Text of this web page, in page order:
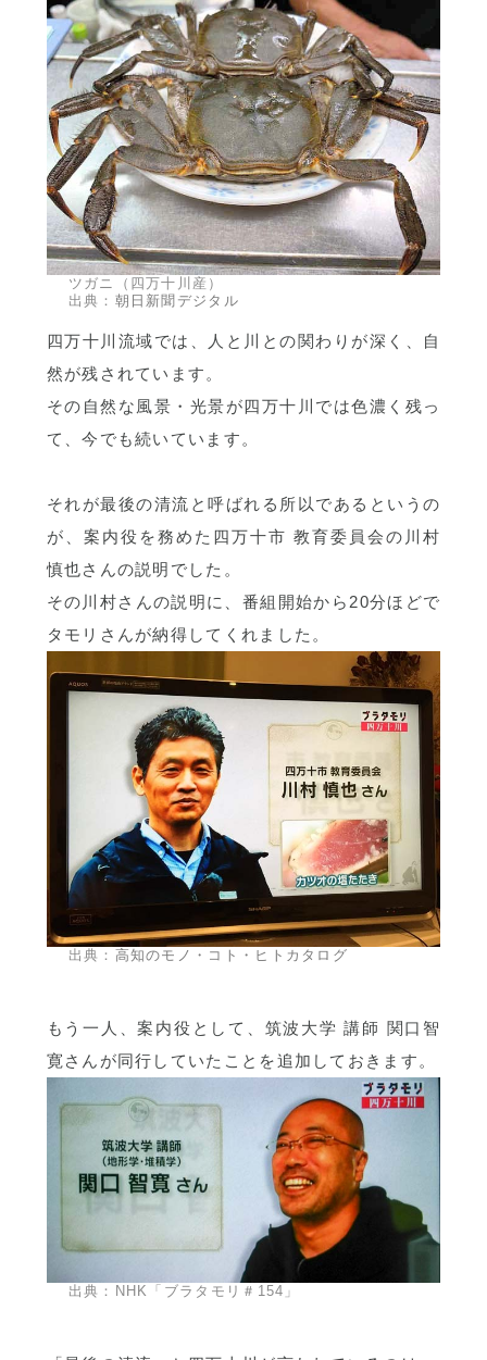
ツガニ（四万十川産）
出典： 朝日新聞デジタル
四万十川流域では、人と川との関わりが深く、自
然が残されています。
その自然な風景・光景が四万十川では色濃く残っ
て、今でも続いています。
それが最後の清流と呼ばれる所以であるというの
が、案内役を務めた四万十市 教育委員会の川村
慎也さんの説明でした。
その川村さんの説明に、番組開始から20分ほどで
タモリさんが納得してくれました。
出典： 高知のモノ・コト・ヒトカタログ
もう一人、案内役として、筑波大学 講師 関口智
寛さんが同行していたことを追加しておきます。
出典：NHK「ブラタモリ＃154」